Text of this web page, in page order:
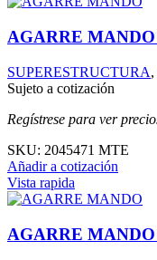
AGARRE
SUPERESTRUCTURA,
Sujeto a cotización
Regístrese para ver
SKU: 2045471 MTE
Añadir a cotización
Vista rapida
AGARRE